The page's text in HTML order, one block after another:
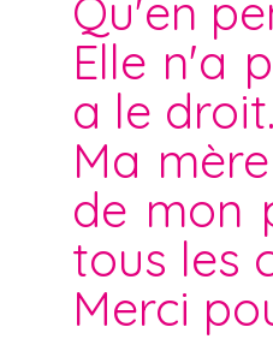
Qu'en
Elle n'a
a le droit.
Ma
de mon
tous les
Merci